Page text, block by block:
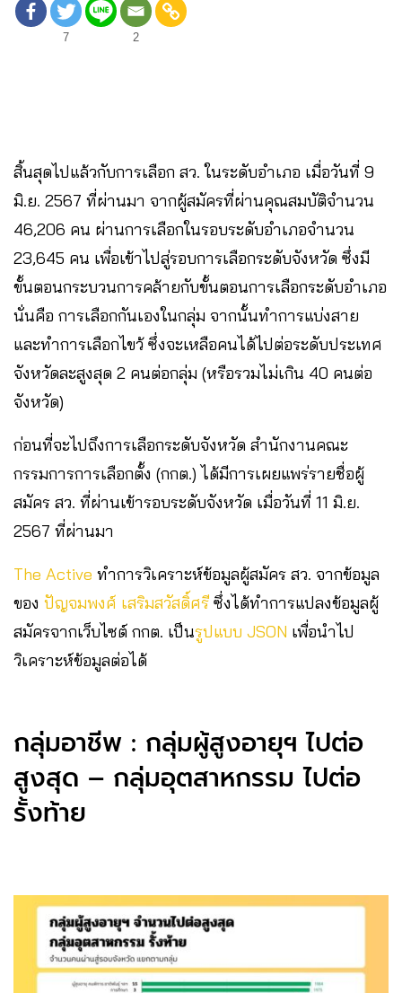
7 2
สิ้นสุดไปแล้วกับการเลือก สว. ในระดับอำเภอ เมื่อวันที่ 9
มิ.ย. 2567 ที่ผ่านมา จากผู้สมัครที่ผ่านคุณสมบัติจำนวน
46,206 คน ผ่านการเลือกในรอบระดับอำเภอจำนวน
23,645 คน เพื่อเข้าไปสู่รอบการเลือกระดับจังหวัด ซึ่งมี
ขั้นตอนกระบวนการคล้ายกับขั้นตอนการเลือกระดับอำเภอ
นั่นคือ การเลือกกันเองในกลุ่ม จากนั้นทำการแบ่งสาย
และทำการเลือกไขว้ ซึ่งจะเหลือคนได้ไปต่อระดับประเทศ
จังหวัดละสูงสุด 2 คนต่อกลุ่ม (หรือรวมไม่เกิน 40 คนต่อ
จังหวัด)
ก่อนที่จะไปถึงการเลือกระดับจังหวัด สำนักงานคณะ
กรรมการการเลือกตั้ง (กกต.) ได้มีการเผยแพร่รายชื่อผู้
สมัคร สว. ที่ผ่านเข้ารอบระดับจังหวัด เมื่อวันที่ 11 มิ.ย.
2567 ที่ผ่านมา
The Active ทำการวิเคราะห์ข้อมูลผู้สมัคร สว. จากข้อมูล
ของ ปัญจมพงศ์ เสริมสวัสดิ์ศรี ซึ่งได้ทำการแปลงข้อมูลผู้
สมัครจากเว็บไซต์ กกต. เป็นรูปแบบ JSON เพื่อนำไป
วิเคราะห์ข้อมูลต่อได้
กลุ่มอาชีพ : กลุ่มผู้สูงอายุฯ ไปต่อ
สูงสุด – กลุ่มอุตสาหกรรม ไปต่อ
รั้งท้าย